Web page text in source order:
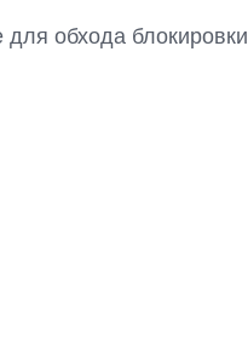
обхода блокировки